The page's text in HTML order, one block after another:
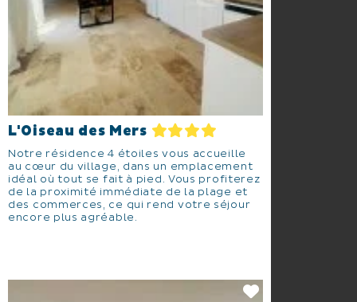
L'Oiseau des Mers
Notre résidence 4 étoiles vous accueille
au cœur du village, dans un emplacement
idéal où tout se fait à pied. Vous profiterez
de la proximité immédiate de la plage et
des commerces, ce qui rend votre séjour
encore plus agréable.